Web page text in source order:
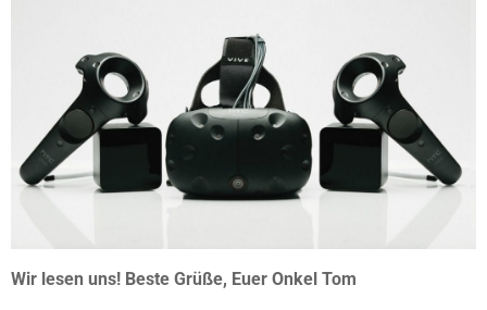
Wir lesen uns! Beste Grüße, Euer Onkel Tom